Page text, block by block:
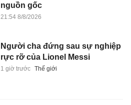
nguồn gốc
21:54 8/8/2026
Người cha đứng sau sự nghiệp
rực rỡ của Lionel Messi
1 giờ trước Thế giới